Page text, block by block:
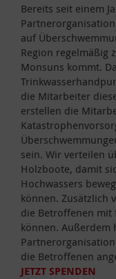
Bereits seit einem
auf
Region regelmäßig
Monsuns kommt.
die Mitarbeiter
erstellen die
sein. Wir verteilen
Holzboote, damit
Hochwassers
können. Zusätzlich
die Betroffenen mit
können.
die Betroffenen
JETZT SPENDEN